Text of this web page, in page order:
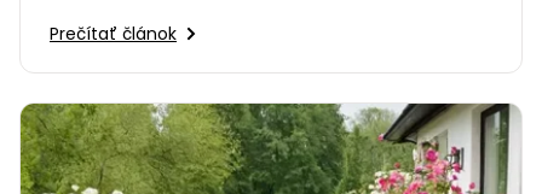
Prečítať článok